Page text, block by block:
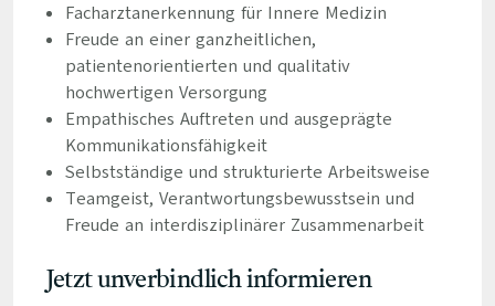
Facharztanerkennung für Innere Medizin
Freude an einer ganzheitlichen,
patientenorientierten und qualitativ
hochwertigen Versorgung
Empathisches Auftreten und ausgeprägte
Kommunikationsfähigkeit
Selbstständige und strukturierte Arbeitsweise
Teamgeist, Verantwortungsbewusstsein und
Freude an interdisziplinärer Zusammenarbeit
Jetzt unverbindlich informieren